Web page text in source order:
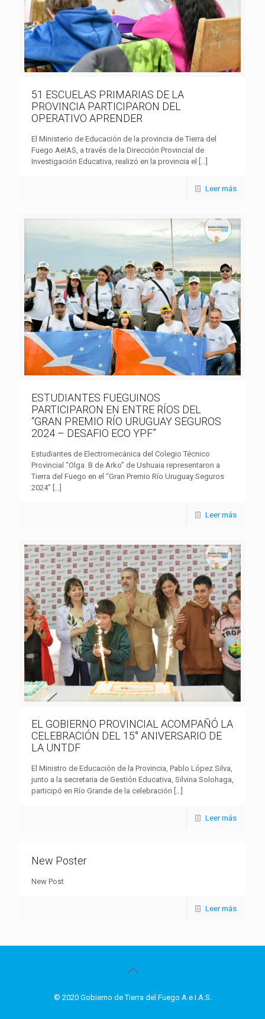
51 ESCUELAS PRIMARIAS DE LA
PROVINCIA PARTICIPARON DEL
OPERATIVO APRENDER
El Ministerio de Educación de la provincia de Tierra del
Fuego AeIAS, a través de la Dirección Provincial de
Investigación Educativa, realizó en la provincia el […]
Leer más
ESTUDIANTES FUEGUINOS
PARTICIPARON EN ENTRE RÍOS DEL
“GRAN PREMIO RÍO URUGUAY SEGUROS
2024 – DESAFIO ECO YPF”
Estudiantes de Electromecánica del Colegio Técnico
Provincial “Olga. B de Arko” de Ushuaia representaron a
Tierra del Fuego en el “Gran Premio Río Uruguay Seguros
2024”
Leer más
EL GOBIERNO PROVINCIAL ACOMPAÑÓ LA
CELEBRACIÓN DEL 15° ANIVERSARIO DE
LA UNTDF
El Ministro de Educación de la Provincia, Pablo López Silva,
junto a la secretaria de Gestión Educativa, Silvina Solohaga,
participó en Río Grande de la celebración […]
Leer más
New Poster
New Post
Leer más
© 2020 Gobierno de Tierra del Fuego A.e.I.A.S.